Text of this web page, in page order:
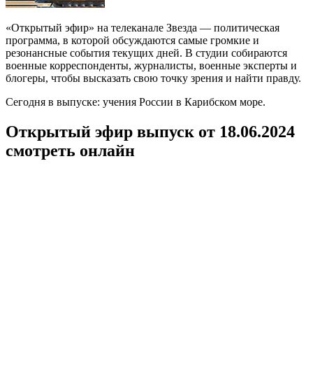
«Открытый эфир» на телеканале Звезда — политическая
программа, в которой обсуждаются самые громкие и
резонансные события текущих дней. В студии собираются
военные корреспонденты, журналисты, военные эксперты и
блогеры, чтобы высказать свою точку зрения и найти правду.
Сегодня в выпуске: учения России в Карибском море.
Открытый эфир выпуск от 18.06.2024
смотреть онлайн